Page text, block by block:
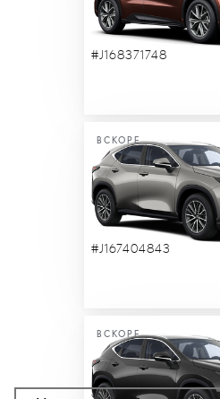
#J168371748
ВСКОРЕ
#J167404843
ВСКОРЕ